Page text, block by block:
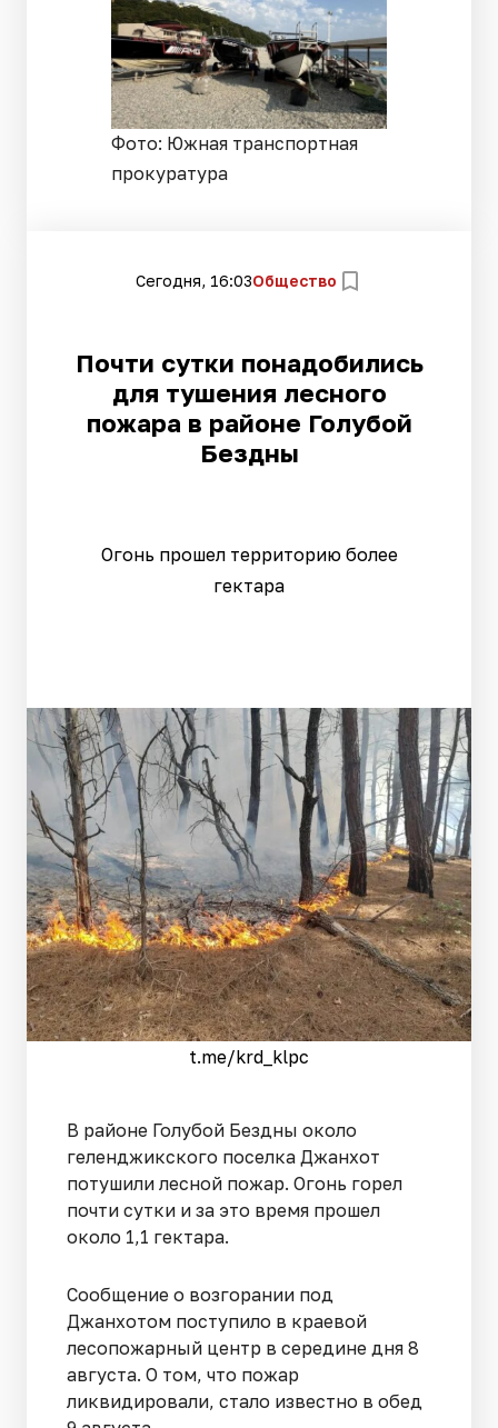
Фото: Южная транспортная
прокуратура
Сегодня, 16:03Общество
Почти сутки понадобились
для тушения лесного
пожара в районе Голубой
Бездны
Огонь прошел территорию более
гектара
t.me/krd_klpc
В районе Голубой Бездны около
геленджикского поселка Джанхот
потушили лесной пожар. Огонь горел
почти сутки и за это время прошел
около 1,1 гектара.
Сообщение о возгорании под
Джанхотом поступило в краевой
лесопожарный центр в середине дня 8
августа. О том, что пожар
ликвидировали, стало известно в обед